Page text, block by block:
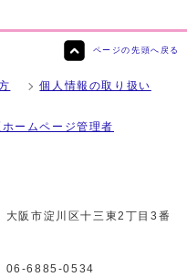
ページの先頭へ戻る
個人情報の取り扱い
ームページ管理者
阪市淀川区十三東2丁目3番
06-6885-0534